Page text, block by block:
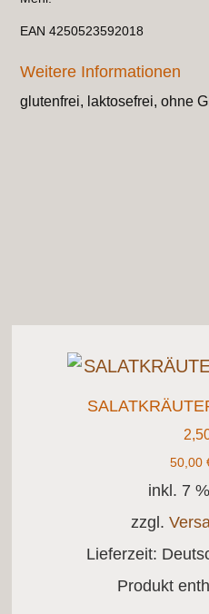
EAN 4250523592018
Weitere Informationen
glutenfrei, laktosefrei, ohne
50,00
inkl. 7
zzgl.
Lieferzeit:
Produkt